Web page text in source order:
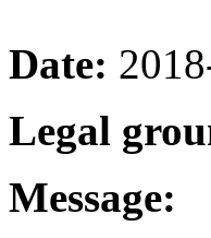
Date:
Legal
Message: